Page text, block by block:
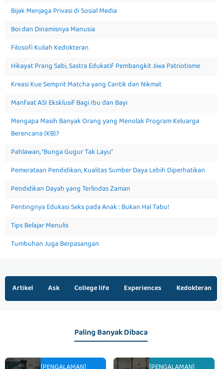
Bijak Menjaga Privasi di Sosial Media
Boi dan Dinamisnya Manusia
Filosofi Kuliah Kedokteran
Hikayat Prang Sabi, Sastra Edukatif Pembangkit Jiwa Patriotisme
Kreasi Kue Semprit Matcha yang Cantik dan Nikmat
Manfaat ASI Eksklusif Bagi Ibu dan Bayi
Mengapa Masih Banyak Orang yang Menolak Program Keluarga
Berencana (KB)?
Pahlawan, "Bunga Gugur Tak Layu"
Pemerataan Pendidikan, Kualitas Sumber Daya Lebih Diperhatikan
Pendidikan Dayah yang Terlindas Zaman
Pentingnya Edukasi Seks pada Anak : Bukan Hal Tabu!
Tips Belajar Menulis
Tumbuhan Juga Berpasangan
Artikel Ask College life Experiences Kedokteran
Paling Banyak Dibaca